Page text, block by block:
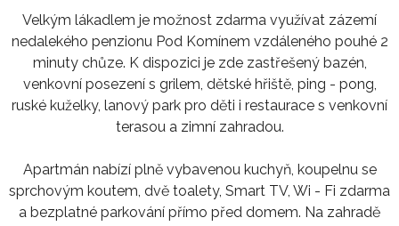
Velkým lákadlem je možnost zdarma využívat zázemí
nedalekého penzionu Pod Komínem vzdáleného pouhé 2
minuty chůze. K dispozici je zde zastřešený bazén,
venkovní posezení s grilem, dětské hřiště, ping - pong,
ruské kuželky, lanový park pro děti i restaurace s venkovní
terasou a zimní zahradou.
Apartmán nabízí plně vybavenou kuchyň, koupelnu se
sprchovým koutem, dvě toalety, Smart TV, Wi - Fi zdarma
a bezplatné parkování přímo před domem. Na zahradě